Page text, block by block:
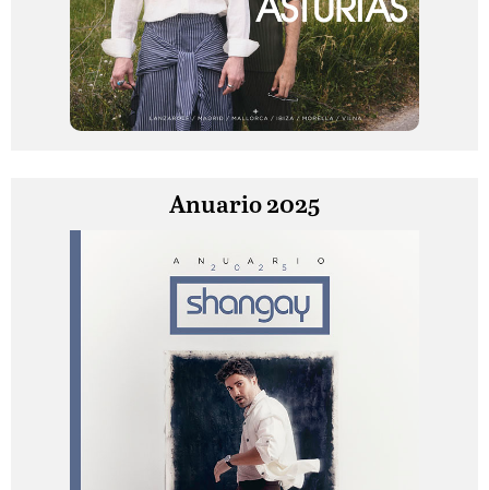
Anuario 2025